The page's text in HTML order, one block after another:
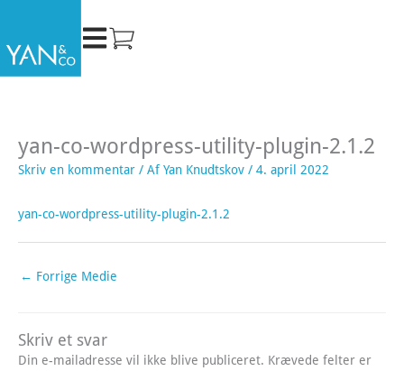
indholdet
yan-co-wordpress-utility-plugin-2.1.2
Skriv en kommentar / Af Yan Knudtskov / 4. april 2022
yan-co-wordpress-utility-plugin-2.1.2
← Forrige Medie
Skriv et svar
Din e-mailadresse vil ikke blive publiceret. Krævede felter er